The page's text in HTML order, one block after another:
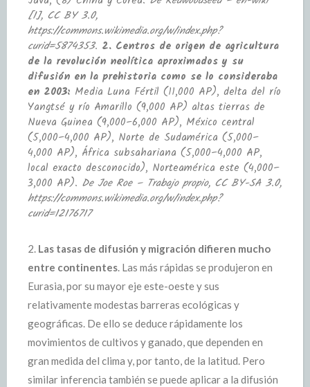
[1], CC BY 3.0,
https://commons.wikimedia.org/w/index.php?
curid=5874353. 2. Centros de origen de agricultura
de la revolución neolítica aproximados y su
difusión en la prehistoria como se lo consideraba
en 2003: Media Luna Fértil (11,000 AP), delta del río
Yangtsé y río Amarillo (9,000 AP) altas tierras de
Nueva Guinea (9,000–6,000 AP), México central
(5,000–4,000 AP), Norte de Sudamérica (5,000–
4,000 AP), África subsahariana (5,000–4,000 AP,
local exacto desconocido), Norteamérica este (4,000–
3,000 AP).​ De Joe Roe – Trabajo propio, CC BY-SA 3.0,
https://commons.wikimedia.org/w/index.php?
curid=12176717
2. Las tasas de difusión y migración difieren mucho
entre continentes. Las más rápidas se produjeron en
Eurasia, por su mayor eje este-oeste y sus
relativamente modestas barreras ecológicas y
geográficas. De ello se deduce rápidamente los
movimientos de cultivos y ganado, que dependen en
gran medida del clima y, por tanto, de la latitud. Pero
similar inferencia también se puede aplicar a la difusión